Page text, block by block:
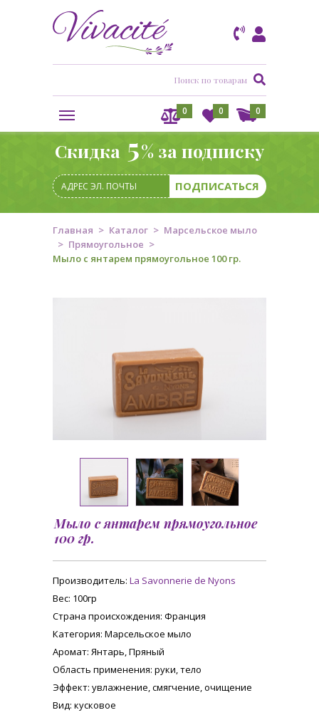
0
0
0
Скидка 5% за подписку
Главная Каталог
Марсельское мыло
Прямоугольное
Мыло с янтарем прямоугольное 100 гр.
Мыло с янтарем прямоугольное
100 гр.
Производитель: La Savonnerie de Nyons
Вес: 100гр
Страна происхождения: Франция
Категория: Марсельское мыло
Аромат: Янтарь, Пряный
Область применения: руки, тело
Эффект: увлажнение, смягчение, очищение
Вид: кусковое